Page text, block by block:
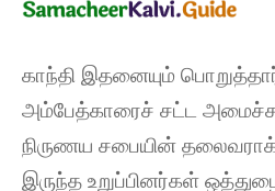
காந்தி இதனையும்
அம்பேத்காரைச் சட்ட
நிருணய சபையின்
இருந்த உறுப்பினர்கள்